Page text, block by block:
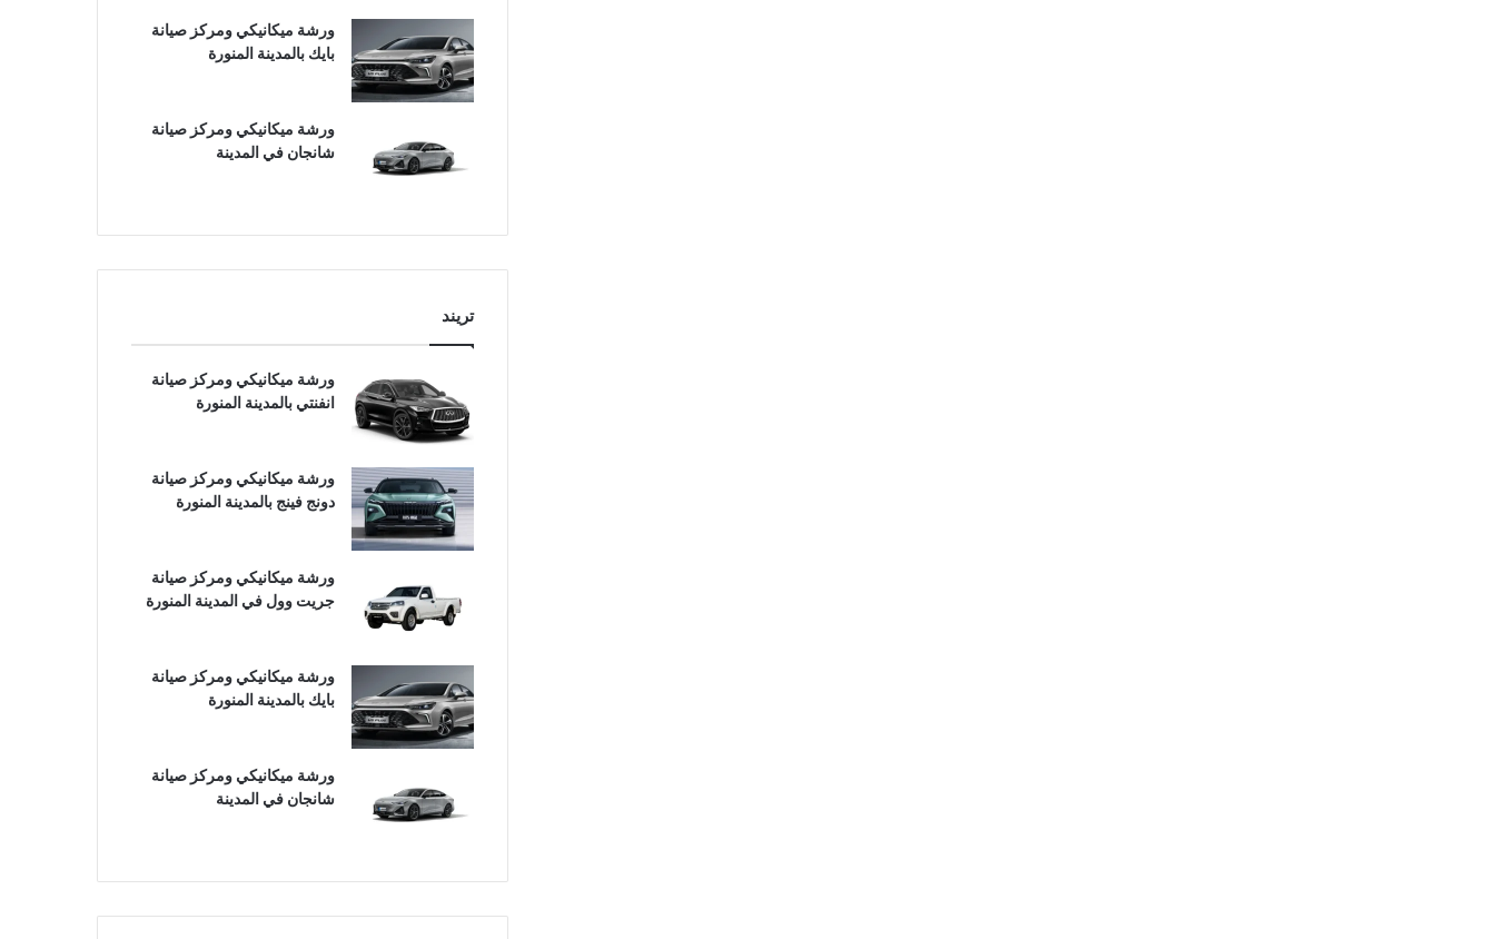
ورشة ميكانيكي ومركز صيانة
بايك بالمدينة المنورة
ورشة ميكانيكي ومركز صيانة
شانجان في المدينة
تريند
ورشة ميكانيكي ومركز صيانة
انفنتي بالمدينة المنورة
ورشة ميكانيكي ومركز صيانة
دونج فينج بالمدينة المنورة
ورشة ميكانيكي ومركز صيانة
جريت وول في المدينة المنورة
ورشة ميكانيكي ومركز صيانة
بايك بالمدينة المنورة
ورشة ميكانيكي ومركز صيانة
شانجان في المدينة